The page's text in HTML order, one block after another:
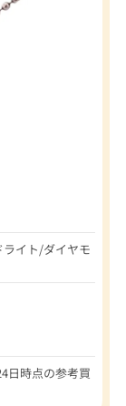
イト/ダイヤモ
日時点の参考買